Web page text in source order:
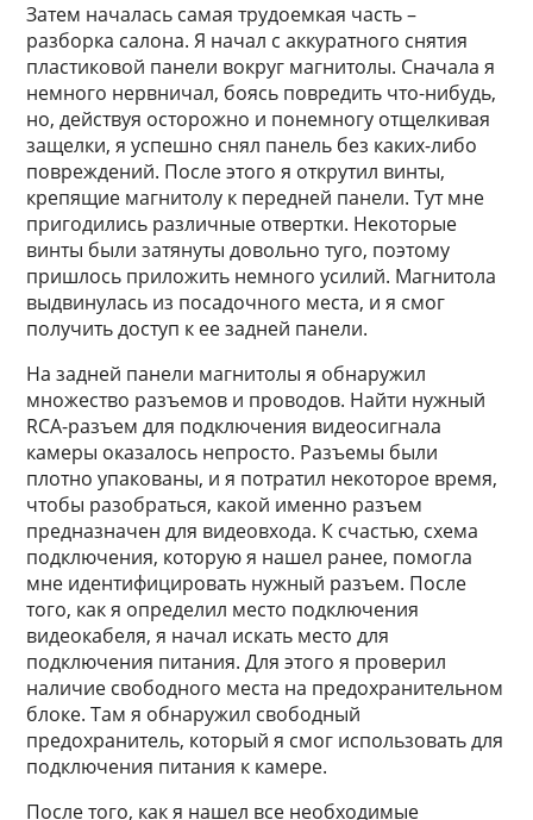
Затем началась самая трудоемкая часть –
разборка салона. Я начал с аккуратного снятия
пластиковой панели вокруг магнитолы. Сначала я
немного нервничал, боясь повредить что-нибудь,
но, действуя осторожно и понемногу отщелкивая
защелки, я успешно снял панель без каких-либо
повреждений. После этого я открутил винты,
крепящие магнитолу к передней панели. Тут мне
пригодились различные отвертки. Некоторые
винты были затянуты довольно туго, поэтому
пришлось приложить немного усилий. Магнитола
выдвинулась из посадочного места, и я смог
получить доступ к ее задней панели.
На задней панели магнитолы я обнаружил
множество разъемов и проводов. Найти нужный
RCA-разъем для подключения видеосигнала
камеры оказалось непросто. Разъемы были
плотно упакованы, и я потратил некоторое время,
чтобы разобраться, какой именно разъем
предназначен для видеовхода. К счастью, схема
подключения, которую я нашел ранее, помогла
мне идентифицировать нужный разъем. После
того, как я определил место подключения
видеокабеля, я начал искать место для
подключения питания. Для этого я проверил
наличие свободного места на предохранительном
блоке. Там я обнаружил свободный
предохранитель, который я смог использовать для
подключения питания к камере.
После того, как я нашел все необходимые